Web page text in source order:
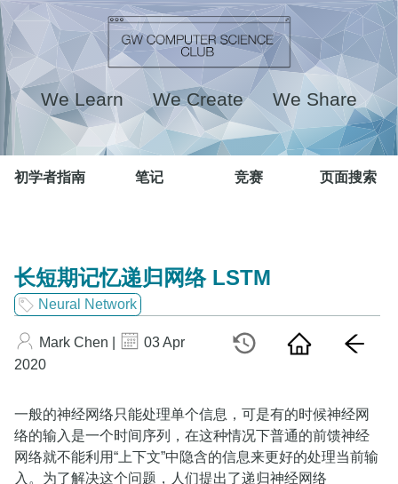
We Learn We Create We Share
初学者指南 笔记 竞赛 页面搜索
长短期记忆递归网络 LSTM
Neural Network
Mark Chen |
03 Apr
2020
一般的神经网络只能处理单个信息，可是有的时候神经网
络的输入是一个时间序列，在这种情况下普通的前馈神经
网络就不能利用“上下文”中隐含的信息来更好的处理当前输
入。为了解决这个问题，人们提出了递归神经网络